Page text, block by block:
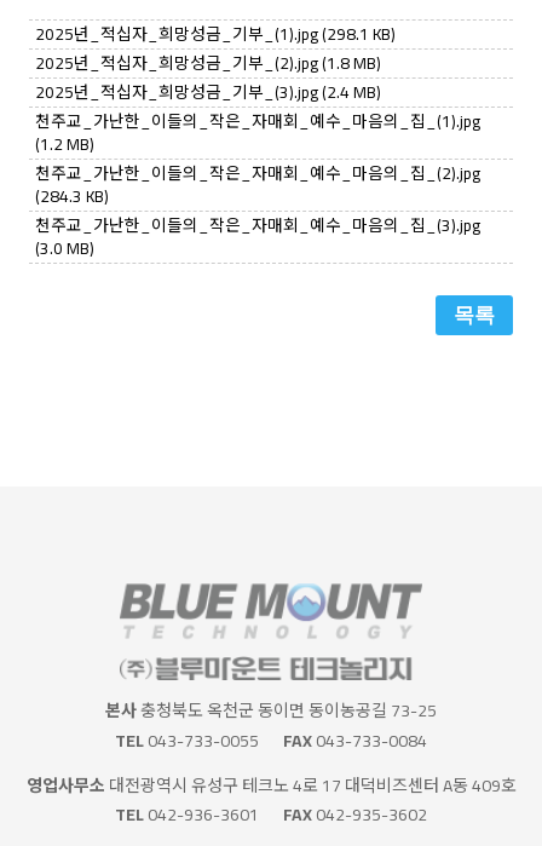
2025년_적십자_희망성금_기부_(1).jpg(298.1 KB)
2025년_적십자_희망성금_기부_(2).jpg(1.8 MB)
2025년_적십자_희망성금_기부_(3).jpg(2.4 MB)
천주교_가난한_이들의_작은_자매회_예수_마음의_집_(1).jpg
(1.2 MB)
천주교_가난한_이들의_작은_자매회_예수_마음의_집_(2).jpg
(284.3 KB)
천주교_가난한_이들의_작은_자매회_예수_마음의_집_(3).jpg
(3.0 MB)
목록
본사충청북도 옥천군 동이면 동이농공길 73-25
TEL043-733-0055 FAX043-733-0084
영업사무소대전광역시 유성구 테크노 4로 17 대덕비즈센터 A동 409호
TEL042-936-3601 FAX042-935-3602